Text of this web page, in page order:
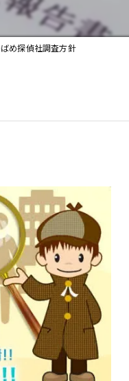
め探偵社調査方針